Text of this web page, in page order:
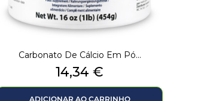
Carbonato De Cálcio Em Pó...
Preço
14,34 €
ADICIONAR AO CARRINHO